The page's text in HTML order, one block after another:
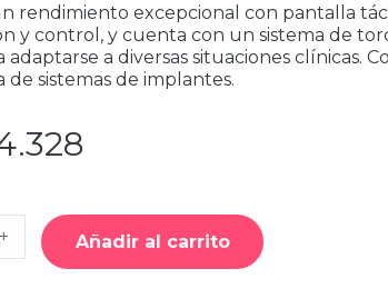
rendimiento excepcional con pantalla
y control, y cuenta con un sistema de
adaptarse a diversas situaciones clínicas.
de sistemas de implantes.
+ Añadir al carrito